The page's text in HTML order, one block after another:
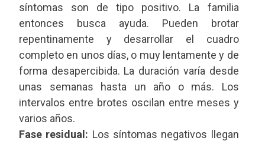
síntomas son de tipo positivo. La familia
entonces busca ayuda. Pueden brotar
repentinamente y desarrollar el cuadro
completo en unos días, o muy lentamente y de
forma desapercibida. La duración varía desde
unas semanas hasta un año o más. Los
intervalos entre brotes oscilan entre meses y
varios años.
Fase residual: Los síntomas negativos llegan